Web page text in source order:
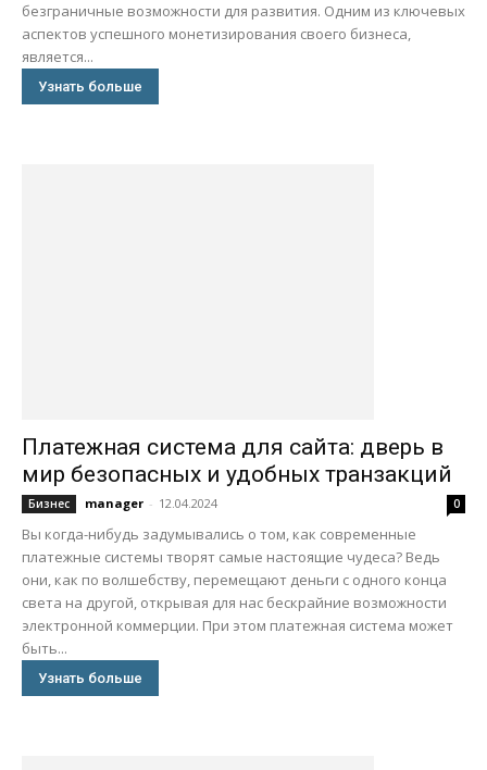
безграничные возможности для развития. Одним из ключевых
аспектов успешного монетизирования своего бизнеса,
является...
Узнать больше
Платежная система для сайта: дверь в
мир безопасных и удобных транзакций
Бизнес manager - 12.04.2024 0
Вы когда-нибудь задумывались о том, как современные
платежные системы творят самые настоящие чудеса? Ведь
они, как по волшебству, перемещают деньги с одного конца
света на другой, открывая для нас бескрайние возможности
электронной коммерции. При этом платежная система может
быть...
Узнать больше